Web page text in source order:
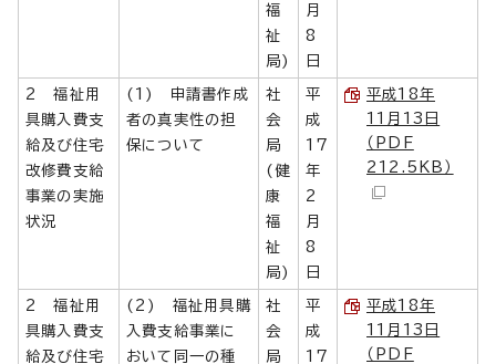
福
祉
局)
月
8
日
2 福祉用
具購入費支
給及び住宅
改修費支給
事業の実施
状況
(1) 申請書作成
者の真実性の担
保について
社
会
局
(健
康
福
祉
局)
平
成
17
年
2
月
8
日
平成18年
11月13日
（PDF
212.5KB）
2 福祉用
具購入費支
給及び住宅
(2) 福祉用具購
入費支給事業に
おいて同一の種
社
会
局
平
成
17
平成18年
11月13日
（PDF